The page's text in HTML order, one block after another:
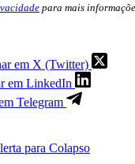
para mais
em X (Twitter)
em LinkedIn
Telegram